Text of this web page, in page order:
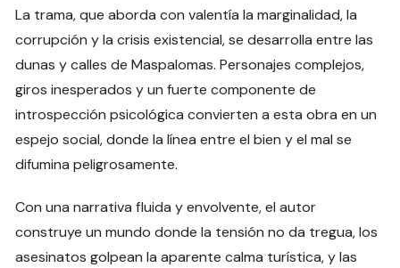
La trama, que aborda con valentía la marginalidad, la
corrupción y la crisis existencial, se desarrolla entre las
dunas y calles de Maspalomas. Personajes complejos,
giros inesperados y un fuerte componente de
introspección psicológica convierten a esta obra en un
espejo social, donde la línea entre el bien y el mal se
difumina peligrosamente.
Con una narrativa fluida y envolvente, el autor
construye un mundo donde la tensión no da tregua, los
asesinatos golpean la aparente calma turística, y las